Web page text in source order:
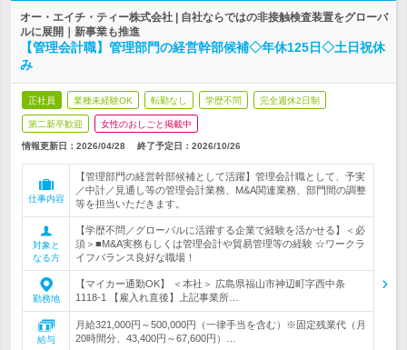
オー・エイチ・ティー株式会社 | 自社ならではの非接触検査装置をグローバ
ルに展開｜新事業も推進
【管理会計職】管理部門の経営幹部候補◇年休125日◇土日祝休
み
正社員 業種未経験OK 転勤なし 学歴不問 完全週休2日制
第二新卒歓迎 女性のおしごと掲載中
情報更新日：2026/04/28 終了予定日： 2026/10/26
仕事内容
【管理部門の経営幹部候補として活躍】管理会計職として、予実
／中計／見通し等の管理会計業務、M&A関連業務、部門間の調整
等を担当いただきます。
対象と
なる方
【学歴不問／グローバルに活躍する企業で経験を活かせる】＜必
須＞■M&A実務もしくは管理会計や貿易管理等の経験 ☆ワークラ
イフバランス良好な職場！
勤務地
【マイカー通勤OK】 ＜本社＞ 広島県福山市神辺町字西中条
1118-1 【雇入れ直後】上記事業所…
給与
月給321,000円～500,000円（一律手当を含む）※固定残業代（月
20時間分、43,400円～67,600円）…